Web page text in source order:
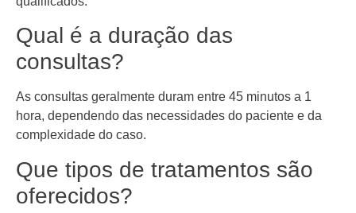
Qual é a duração das
consultas?
As consultas geralmente duram entre 45 minutos a 1
hora, dependendo das necessidades do paciente e da
complexidade do caso.
Que tipos de tratamentos são
oferecidos?